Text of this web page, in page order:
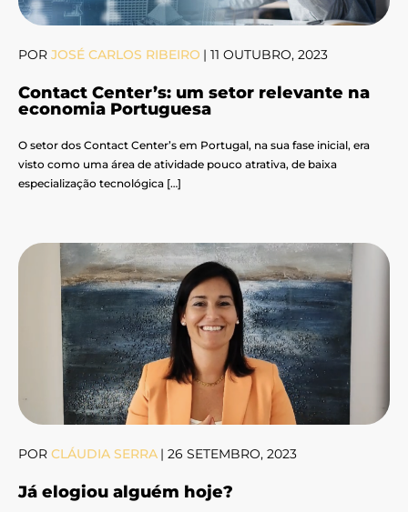
POR JOSÉ CARLOS RIBEIRO | 11 OUTUBRO, 2023
Contact Center’s: um setor relevante na
economia Portuguesa
O setor dos Contact Center’s em Portugal, na sua fase inicial, era
visto como uma área de atividade pouco atrativa, de baixa
especialização tecnológica […]
POR CLÁUDIA SERRA | 26 SETEMBRO, 2023
Já elogiou alguém hoje?